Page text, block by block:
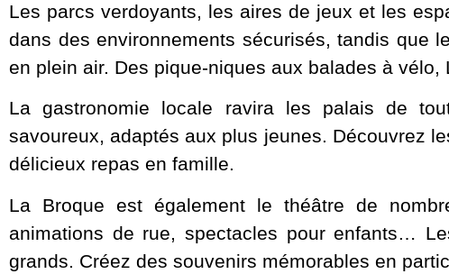
Les parcs verdoyants, les aires de jeux et les
dans des environnements sécurisés, tandis que
en plein air. Des pique-niques aux balades à
La gastronomie locale ravira les palais de
savoureux, adaptés aux plus jeunes. Découvrez
délicieux repas en famille.
La Broque est également le théâtre de
animations de rue, spectacles pour enfants…
grands. Créez des souvenirs mémorables en